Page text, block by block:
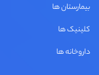
بیمارستان ها
کلینیک ها
داروخانه ها